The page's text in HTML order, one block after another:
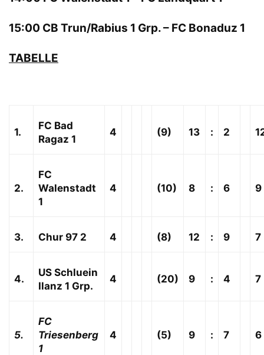
15:00 CB Trun/Rabius 1 Grp. – FC Bonaduz 1
TABELLE
1.
FC Bad
Ragaz 1
4 (9) 13 : 2
2.
FC
Walenstadt
1
4 (10) 8 : 6 9
3. Chur 97 2 4 (8) 12 : 9 7
4.
US Schluein
Ilanz 1 Grp.
4 (20) 9 : 4 7
5.
FC
Triesenberg
1
4 (5) 9 : 7 6